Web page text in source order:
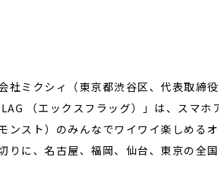
社ミクシィ（東京都渋谷区、代表取締
（エックスフラッグ）」は、スマ
ンスト）のみんなでワイワイ楽しめる
りに、名古屋、福岡、仙台、東京の全